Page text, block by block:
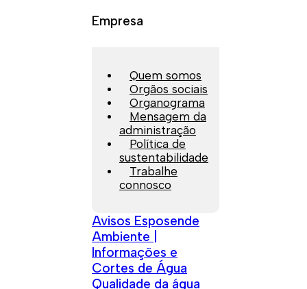
Empresa
Quem somos
Orgãos sociais
Organograma
Mensagem da
administração
Política de
sustentabilidade
Trabalhe
connosco
Avisos Esposende
Ambiente |
Informações e
Cortes de Água
Qualidade da água